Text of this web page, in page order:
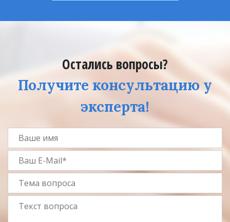
Остались вопросы?
Получите консультацию у
эксперта!